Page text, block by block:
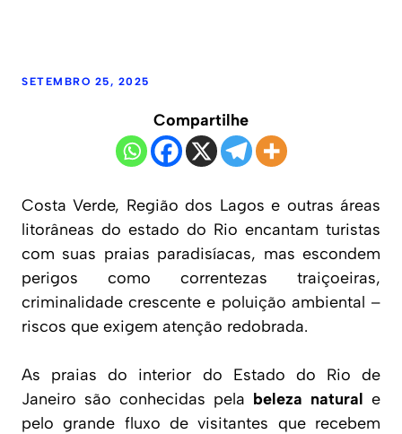
SETEMBRO 25, 2025
Compartilhe
Costa Verde, Região dos Lagos e outras áreas
litorâneas do estado do Rio encantam turistas
com suas praias paradisíacas, mas escondem
perigos como correntezas traiçoeiras,
criminalidade crescente e poluição ambiental –
riscos que exigem atenção redobrada.
As praias do interior do Estado do Rio de
Janeiro são conhecidas pela beleza natural e
pelo grande fluxo de visitantes que recebem